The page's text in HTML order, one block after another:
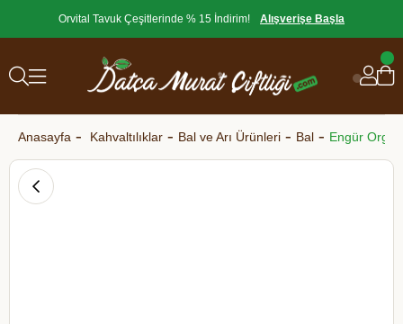
Orvital Tavuk Çeşitlerinde % 15 İndirim! Alışverişe Başla
Anasayfa Kahvaltılıklar Bal ve Arı Ürünleri Bal Engür